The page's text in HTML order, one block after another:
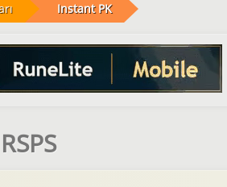
Instant PK